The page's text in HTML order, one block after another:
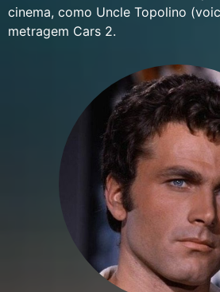
cinema, como Uncle Topolino
metragem Cars 2.